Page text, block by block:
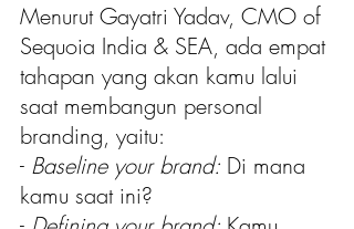
Menurut Gayatri Yadav, CMO of
Sequoia India & SEA, ada empat
tahapan yang akan kamu lalui
saat membangun personal
branding, yaitu:
- Baseline your brand: Di mana
kamu saat ini?